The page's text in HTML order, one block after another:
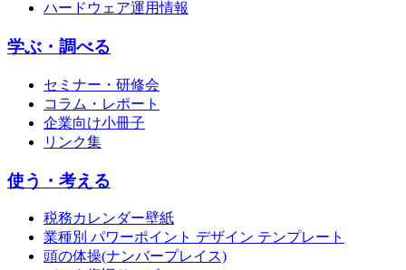
ハードウェア運用情報
学ぶ・調べる
セミナー・研修会
コラム・レポート
企業向け小冊子
リンク集
使う・考える
税務カレンダー壁紙
業種別 パワーポイント デザイン テンプレート
頭の体操(ナンバープレイス)